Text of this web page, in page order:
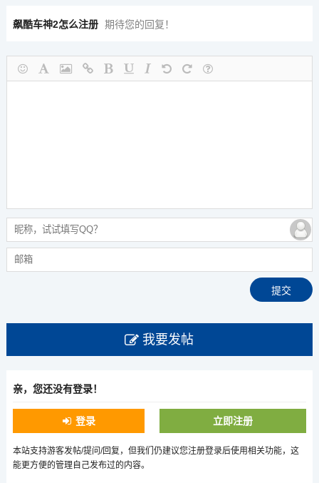
飙酷车神2怎么注册 期待您的回复！
我要发帖
亲，您还没有登录！
登录 立即注册
本站支持游客发帖/提问/回复，但我们仍建议您注册登录后使用相关功能，这
能更方便的管理自己发布过的内容。